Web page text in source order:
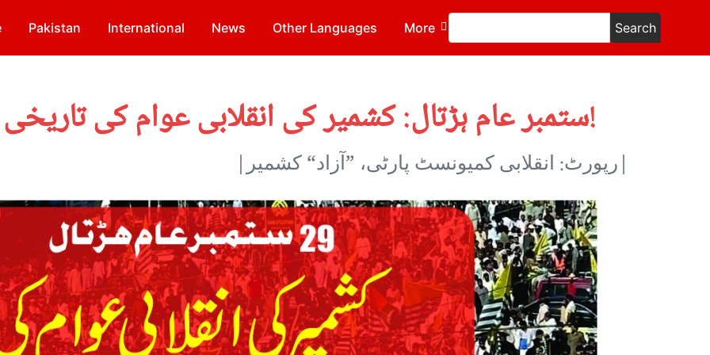
Pakistan International News Other Languages More Search
29ستمبر عام ہڑتال: کشمیر کی انقلابی عوام کی تاریخی مزاحمت کو لال سلام!
|رپورٹ: انقلابی کمیونسٹ پارٹی، ”آزاد“ کشمیر|